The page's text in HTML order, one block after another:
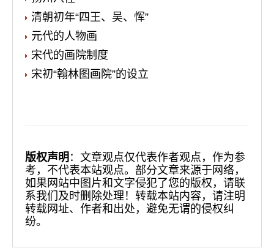
清朝初年“四王、吴、恽”
元代的人物画
宋代的画院制度
宋初“翰林图画院”的设立
版权声明 ：文章观点仅代表作者观点，作为参
考，不代表本站观点。部分文章来源于网络，
如果网站中图片和文字侵犯了您的版权，请联
系我们及时删除处理！转载本站内容，请注明
转载网址、作者和出处，避免无谓的侵权纠
纷。